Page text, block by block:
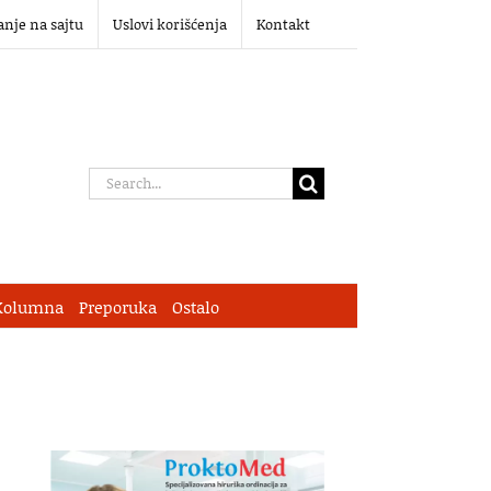
na sajtu Uslovi korišćenja Kontakt
Search
Preporuka Ostalo